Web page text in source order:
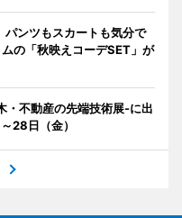
パンツもスカートも気分で
の「秋映えコーデSET」が
不動産の先端技術展-に出
28日（金）